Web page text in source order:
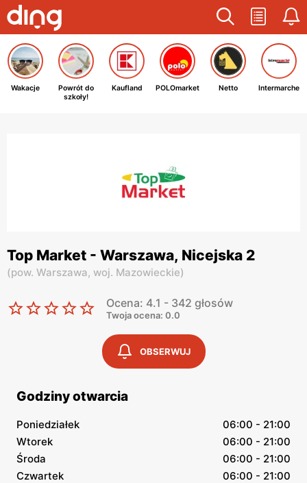
Wakacje
Powrót do
szkoły!
Kaufland POLOmarket Netto Intermarche
Top Market - Warszawa, Nicejska 2
(pow. Warszawa, woj. Mazowieckie)
Ocena: 4.1 - 342 głosów
Twoja ocena: 0.0
OBSERWUJ
Godziny otwarcia
Poniedziałek
06:00 - 21:00
Wtorek
06:00 - 21:00
Środa
06:00 - 21:00
Czwartek
06:00 - 21:00